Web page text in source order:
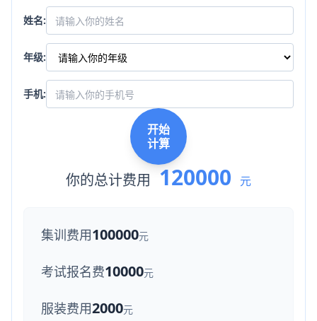
姓名:
年级:
手机:
开始
计算
你的总计费用 120000 元
集训费用100000元
考试报名费10000元
服装费用2000元